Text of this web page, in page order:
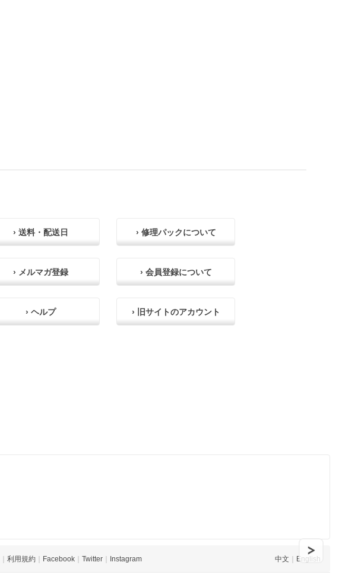
› 送料・配送日 › 修理パックについて
› メルマガ登録 › 会員登録について
› ヘルプ › 旧サイトのアカウント
利用規約 Facebook Twitter Instagram 中文 English